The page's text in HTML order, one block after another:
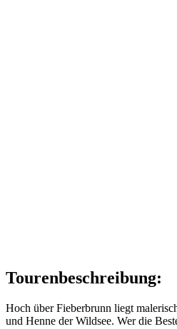
Tourenbeschreibung:
Hoch über Fieberbrunn liegt
und Henne der Wildsee. Wer die